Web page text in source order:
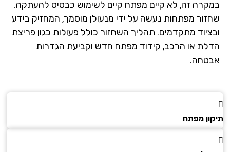
זה, לא קיים מפתח קיים לשימוש כבסיס להעתקה.
מפתחות נעשה על ידי מנעולן מוסמך, המחזיק בידע
מתקדמים. תהליך השחזור כולל פעולות כגון פריצת
או הרכב, קידוד מפתח חדש וקביעת הגדרות
מפתח